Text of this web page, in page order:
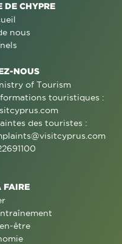
DE CHYPRE
nous
NOUS
of Tourism
touristiques :
des touristes :
FAIRE
être